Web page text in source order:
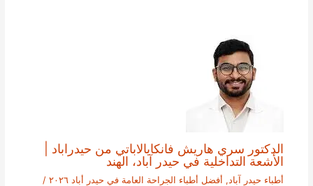
الدكتور سري هاريش فانكايالاباتي من حيدراباد |
الأشعة التداخلية في حيدر آباد، الهند
أطباء حيدر آباد , أفضل أطباء الجراحة العامة في حيدر أباد ٢٠٢٦
/